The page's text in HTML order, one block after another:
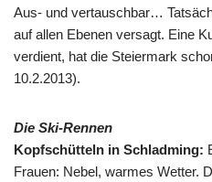
Aus- und vertauschbar…
auf allen Ebenen versagt. Eine
verdient, hat die Steiermark
10.2.2013).
Die Ski-Rennen
Kopfschütteln in Schladming:
Frauen: Nebel, warmes Wetter.